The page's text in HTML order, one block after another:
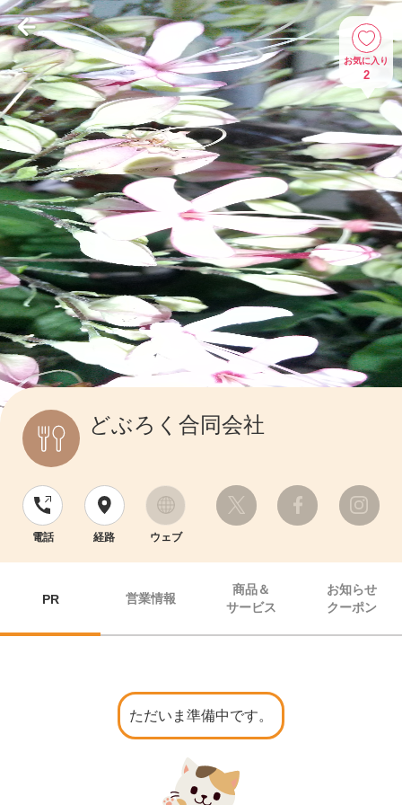
お気に入り
2
どぶろく合同会社
電話 経路 ウェブ
PR 営業情報
商品＆
サービス
お知らせ
クーポン
ただいま準備中です。